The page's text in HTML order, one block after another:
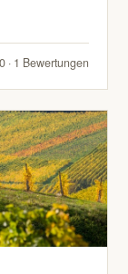
· 1 Bewertungen